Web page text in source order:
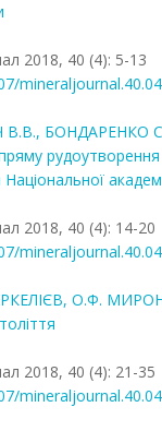
2018, 40 (4): 5-13
БОНДАРЕНКО
рудоутворення
2018, 40 (4): 14-20
О.Ф.
2018, 40 (4): 21-35